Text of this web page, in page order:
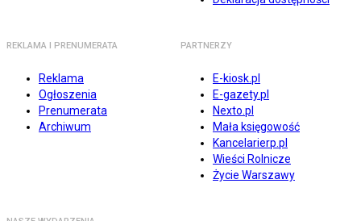
REKLAMA I PRENUMERATA
Reklama
Ogłoszenia
Prenumerata
Archiwum
PARTNERZY
E-kiosk.pl
E-gazety.pl
Nexto.pl
Mała księgowość
Kancelarierp.pl
Wieści Rolnicze
Życie Warszawy